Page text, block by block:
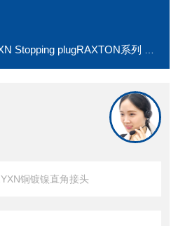
plugRAXTON系列 CYA1200YXN铜镀镍堵头